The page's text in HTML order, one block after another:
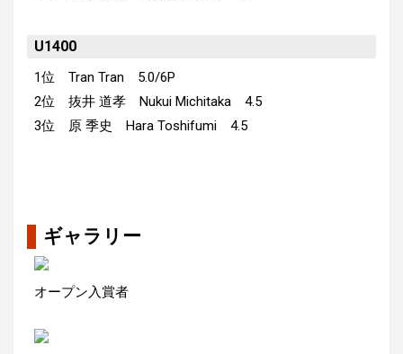
U1400
1位 Tran Tran 5.0/6P
2位 抜井 道孝 Nukui Michitaka 4.5
3位 原 季史 Hara Toshifumi 4.5
ギャラリー
オープン入賞者